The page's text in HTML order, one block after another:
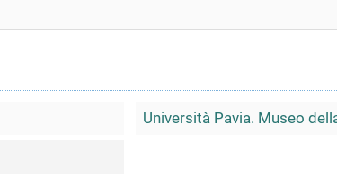
Università Pavia. Museo